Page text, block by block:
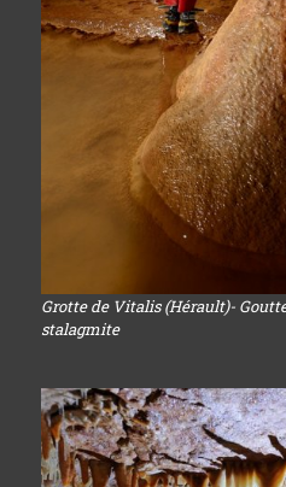
Grotte de Vitalis (Hérault)-
stalagmite